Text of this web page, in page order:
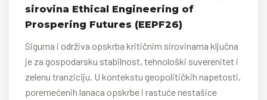
sirovina Ethical Engineering of
Prospering Futures (EEPF26)
Sigurna i održiva opskrba kritičnim sirovinama ključna
je za gospodarsku stabilnost, tehnološki suverenitet i
zelenu tranziciju. U kontekstu geopolitičkih napetosti,
poremećenih lanaca opskrbe i rastuće nestašice